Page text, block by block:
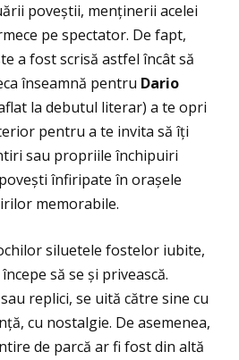
poveștii, menţinerii acelei
pe spectator. De fapt,
a fost scrisă astfel încât să
înseamnă pentru Dario
la debutul literar) a te opri
pentru a te invita să îţi
sau propriile închipuiri
înfiripate în orașele
memorabile.
siluetele fostelor iubite,
să se și privească.
replici, se uită către sine cu
cu nostalgie. De asemenea,
de parcă ar fi fost din altă